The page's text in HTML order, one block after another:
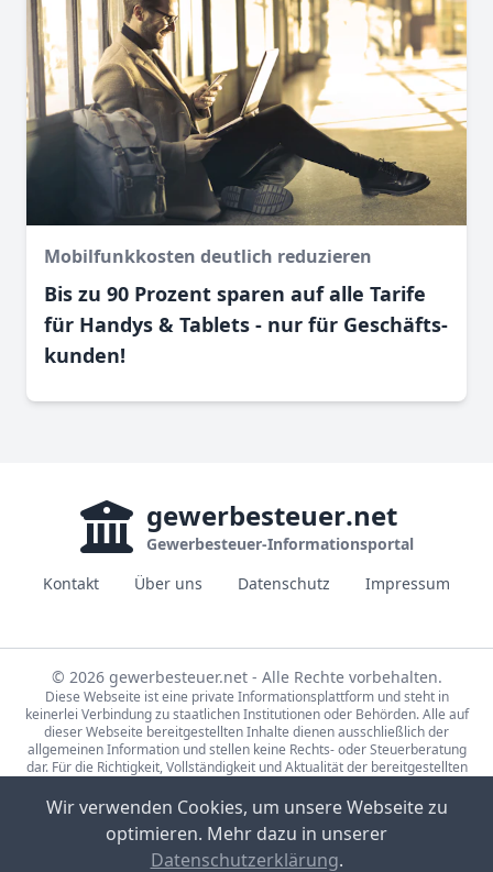
Mobilfunkkosten deutlich reduzieren
Bis zu 90 Prozent sparen auf alle Tarife
für Handys & Tablets - nur für Geschäfts­
kunden!
gewerbesteuer.net
Gewerbesteuer-Informationsportal
Kontakt
Über uns Datenschutz Impressum
© 2026 gewerbesteuer.net - Alle Rechte vorbehalten.
Diese Webseite ist eine private Informationsplattform und steht in
keinerlei Verbindung zu staatlichen Institutionen oder Behörden. Alle auf
dieser Webseite bereitgestellten Inhalte dienen ausschließlich der
allgemeinen Information und stellen keine Rechts- oder Steuerberatung
dar. Für die Richtigkeit, Vollständigkeit und Aktualität der bereitgestellten
steuerlichen Fragen wenden Sie sich bitte an einen qualifizierten
Fachberater.
Die Steuerdaten auf gewerbesteuer.net basieren auf den Erhebungen der
Statistische Ämter des Bundes und der Länder (Lizenz:
Wir verwenden Cookies, um unsere Webseite zu
optimieren. Mehr dazu in unserer
Datenschutzerklärung.